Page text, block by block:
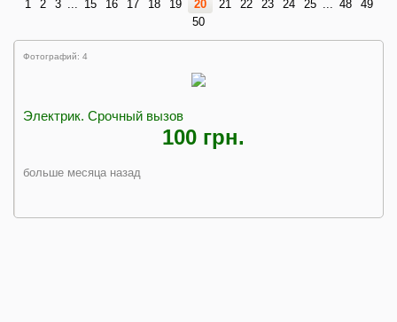
1 2 3 ... 15 16 17 18 19 20 21 22 23 24 25 ... 48
49
50
Фотографий: 4
Электрик. Срочный вызов
100 грн.
больше месяца назад